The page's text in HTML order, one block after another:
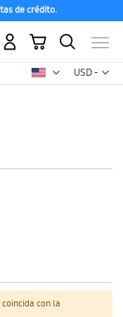
de crédito.
USD -
dólar
Mi carrito
con la